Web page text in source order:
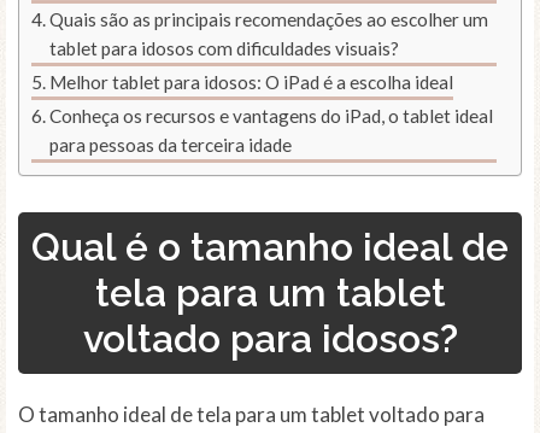
Quais são as principais recomendações ao escolher um
tablet para idosos com dificuldades visuais?
Melhor tablet para idosos: O iPad é a escolha ideal
Conheça os recursos e vantagens do iPad, o tablet ideal
para pessoas da terceira idade
Qual é o tamanho ideal de
tela para um tablet
voltado para idosos?
O tamanho ideal de tela para um tablet voltado para